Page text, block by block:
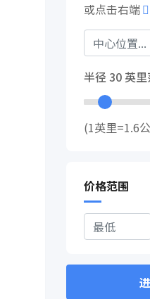
或点击右端
半径 30英里
(1英里=1.6
价格范围